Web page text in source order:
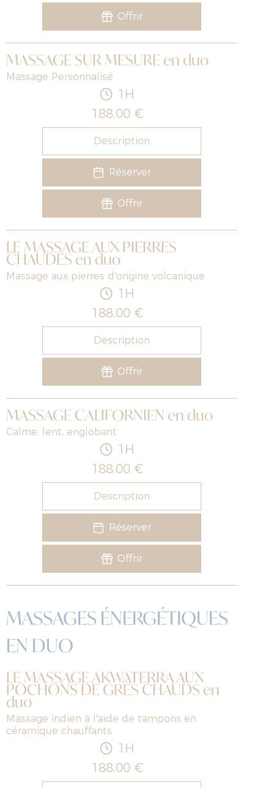
Offrir
MASSAGE SUR MESURE en duo
Massage Personnalisé
1H
188,00 €
Description
Réserver
Offrir
LE MASSAGE AUX PIERRES
CHAUDES en duo
Massage aux pierres d'origine volcanique
1H
188,00 €
Description
Offrir
MASSAGE CALIFORNIEN en duo
Calme, lent, englobant
1H
188,00 €
Description
Réserver
Offrir
MASSAGES ÉNERGÉTIQUES
EN DUO
LE MASSAGE AKWATERRA AUX
POCHONS DE GRÈS CHAUDS en
duo
Massage indien à l'aide de tampons en
céramique chauffants
1H
188,00 €